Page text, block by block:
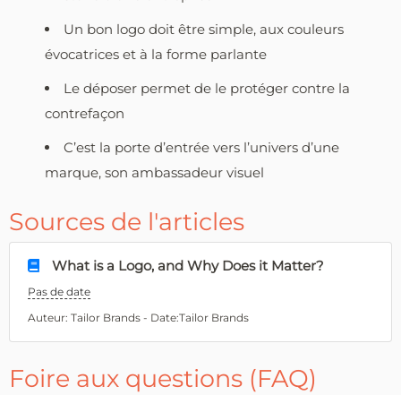
Un bon logo doit être simple, aux couleurs
évocatrices et à la forme parlante
Le déposer permet de le protéger contre la
contrefaçon
C’est la porte d’entrée vers l’univers d’une
marque, son ambassadeur visuel
Sources de l'articles
What is a Logo, and Why Does it Matter?
Pas de date
Auteur: Tailor Brands - Date:Tailor Brands
Foire aux questions (FAQ)